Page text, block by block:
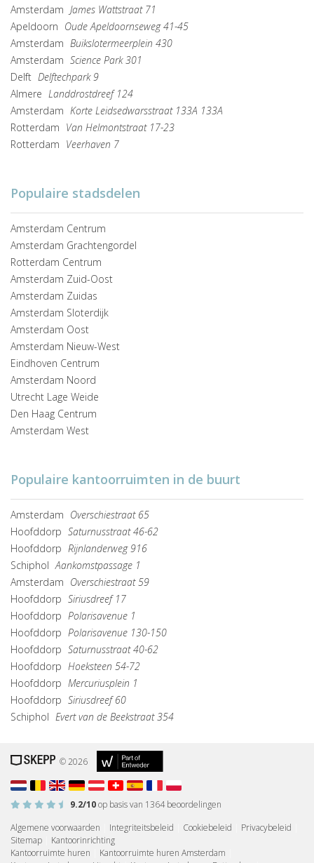
Amsterdam James Wattstraat 71
Apeldoorn Oude Apeldoornseweg 41-45
Amsterdam Buikslotermeerplein 430
Amsterdam Science Park 301
Delft Delftechpark 9
Almere Landdrostdreef 124
Amsterdam Korte Leidsedwarsstraat 133A 133A
Rotterdam Van Helmontstraat 17-23
Rotterdam Veerhaven 7
Populaire stadsdelen
Amsterdam Centrum
Amsterdam Grachtengordel
Rotterdam Centrum
Amsterdam Zuid-Oost
Amsterdam Zuidas
Amsterdam Sloterdijk
Amsterdam Oost
Amsterdam Nieuw-West
Eindhoven Centrum
Amsterdam Noord
Utrecht Lage Weide
Den Haag Centrum
Amsterdam West
Populaire kantoorruimten in de buurt
Amsterdam Overschiestraat 65
Hoofddorp Saturnusstraat 46-62
Hoofddorp Rijnlanderweg 916
Schiphol Aankomstpassage 1
Amsterdam Overschiestraat 59
Hoofddorp Siriusdreef 17
Hoofddorp Polarisavenue 1
Hoofddorp Polarisavenue 130-150
Hoofddorp Saturnusstraat 40-62
Hoofddorp Hoeksteen 54-72
Hoofddorp Mercuriusplein 1
Hoofddorp Siriusdreef 60
Schiphol Evert van de Beekstraat 354
© 2026
9.2/10op basis van 1364beoordelingen
Algemene voorwaarden
Integriteitsbeleid Cookiebeleid Privacybeleid
Sitemap
Kantoorinrichting
Kantoorruimte huren
Kantoorruimte huren Amsterdam